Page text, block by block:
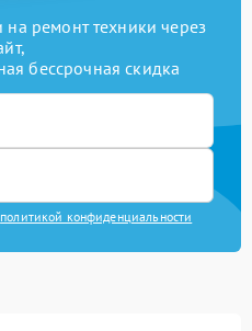
ремонт техники через
бессрочная скидка
политикой конфиденциальности